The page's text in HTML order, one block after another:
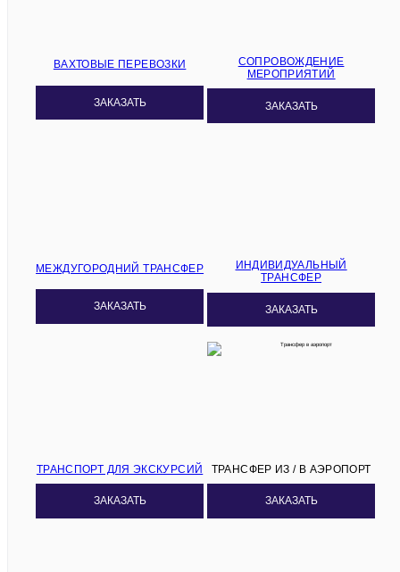
ВАХТОВЫЕ ПЕРЕВОЗКИ
ЗАКАЗАТЬ
СОПРОВОЖДЕНИЕ
МЕРОПРИЯТИЙ
ЗАКАЗАТЬ
МЕЖДУГОРОДНИЙ ТРАНСФЕР
ЗАКАЗАТЬ
ИНДИВИДУАЛЬНЫЙ
ТРАНСФЕР
ЗАКАЗАТЬ
ТРАНСПОРТ ДЛЯ ЭКСКУРСИЙ
ЗАКАЗАТЬ
ТРАНСФЕР ИЗ / В АЭРОПОРТ
ЗАКАЗАТЬ